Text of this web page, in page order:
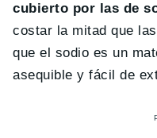
cubierto por las de
costar la mitad que
que el sodio es un
asequible y fácil de